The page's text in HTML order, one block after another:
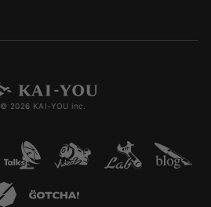
© 2026 KAI-YOU inc.